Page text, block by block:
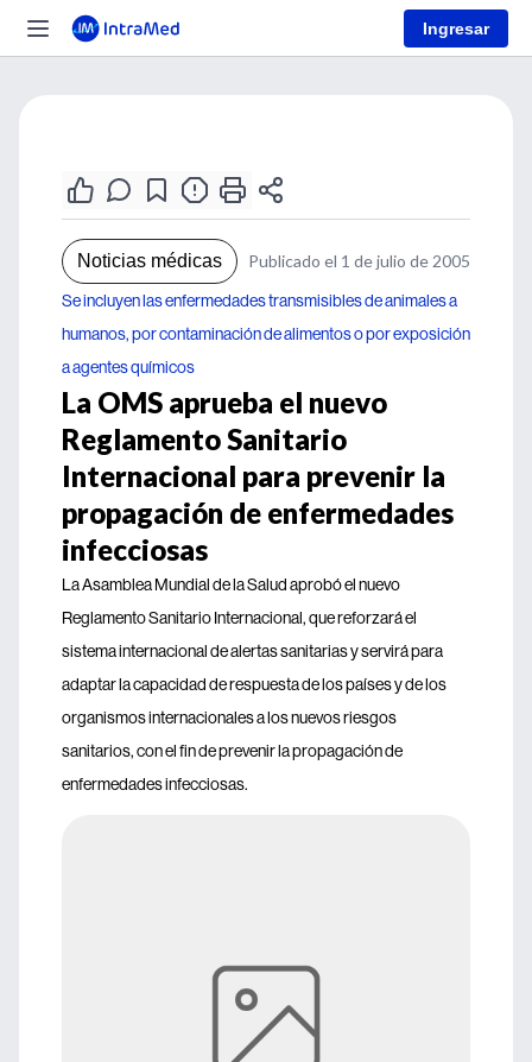
Ingresar
Noticias médicas Publicado el 1 de julio de 2005
Se incluyen las enfermedades transmisibles de animales a
humanos, por contaminación de alimentos o por exposición
a agentes químicos
La OMS aprueba el nuevo
Reglamento Sanitario
Internacional para prevenir la
propagación de enfermedades
infecciosas
La Asamblea Mundial de la Salud aprobó el nuevo
Reglamento Sanitario Internacional, que reforzará el
sistema internacional de alertas sanitarias y servirá para
adaptar la capacidad de respuesta de los países y de los
organismos internacionales a los nuevos riesgos
sanitarios, con el fin de prevenir la propagación de
enfermedades infecciosas.